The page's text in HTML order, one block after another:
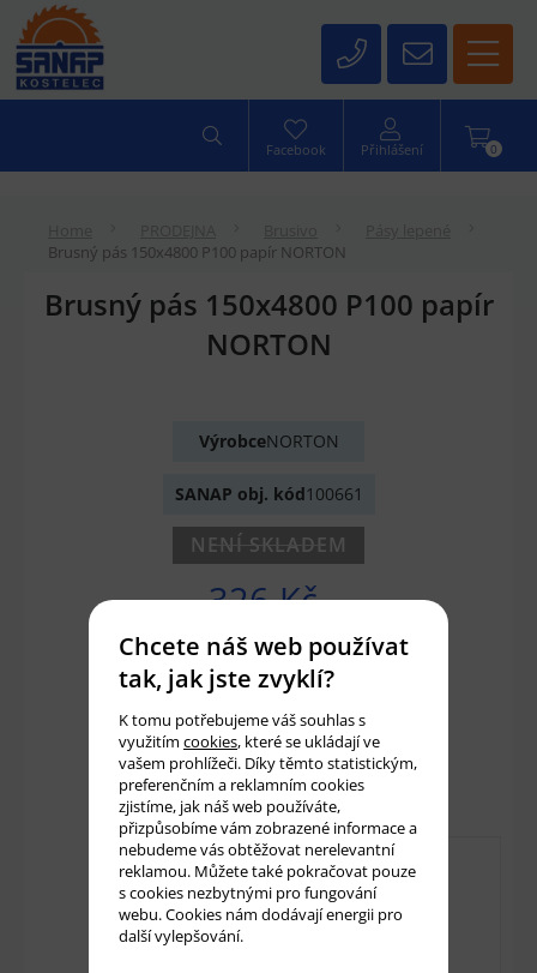
0
Facebook Přihlášení
Brusný pás 150x4800 P100 papír NORTON
Brusný pás 150x4800 P100 papír
NORTON
VýrobceNORTON
SANAP obj. kód100661
NENÍ SKLADEM
326 Kč
270 Kč bez DPH
Množství: ks
Přidat do košíku
Chcete náš web používat
tak, jak jste zvyklí?
K tomu potřebujeme váš souhlas s
využitím cookies, které se ukládají ve
vašem prohlížeči. Díky těmto statistickým,
preferenčním a reklamním cookies
zjistíme, jak náš web používáte,
přizpůsobíme vám zobrazené informace a
nebudeme vás obtěžovat nerelevantní
reklamou. Můžete také pokračovat pouze
s cookies nezbytnými pro fungování
webu. Cookies nám dodávají energii pro
další vylepšování.